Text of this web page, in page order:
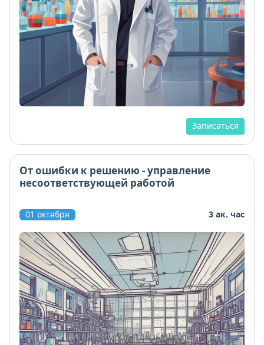
Записаться
От ошибки к решению - управление
несоответствующей работой
01 октября 3 ак. час